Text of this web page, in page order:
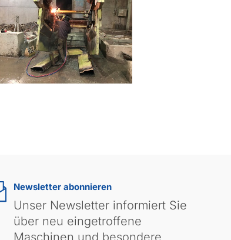
Newsletter abonnieren
Unser Newsletter informiert Sie
über neu eingetroffene
Maschinen und besondere